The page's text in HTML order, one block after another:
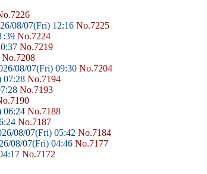
08/07(Fri) 12:16 No.7225
No.7224
No.7219
No.7208
08/07(Fri) 09:30 No.7204
07:28 No.7194
No.7193
06:24 No.7188
No.7187
08/07(Fri) 05:42 No.7184
08/07(Fri) 04:46 No.7177
No.7172